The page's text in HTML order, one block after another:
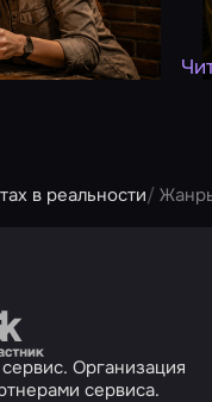
в реальности
на сайт
Организация
сервиса.